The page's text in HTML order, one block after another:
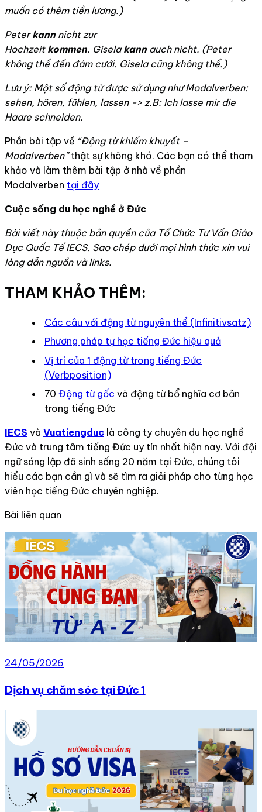
muốn có thêm tiền lương.)
Peterkannnicht zur
Hochzeit kommen. Giselakannauch nicht. (Peter
không thể đến đám cưới. Gisela cũng không thể.)
Lưu ý: Một số động từ được sử dụng như Modalverben:
sehen, hören, fühlen, lassen -> z.B: Ich lasse mir die
Haare schneiden.
Phần bài tập về “Động từ khiếm khuyết –
Modalverben”thật sự không khó. Các bạn có thể tham
khảo và làm thêm bài tập ở nhà về phần
Modalverben tại đây
Cuộc sống du học nghề ở Đức
Bài viết này thuộc bản quyền của Tổ Chức Tư Vấn Giáo
Dục Quốc Tế IECS. Sao chép dưới mọi hình thức xin vui
lòng dẫn nguồn và links.
THAM KHẢO THÊM:
Các câu với động từ nguyên thể (Infinitivsatz)
Phương pháp tự học tiếng Đức hiệu quả
Vị trí của 1 động từ trong tiếng Đức
(Verbposition)
70 Động từ gốc và động từ bổ nghĩa cơ bản
trong tiếng Đức
IECS và Vuatiengduc là công ty chuyên du học nghề
Đức và trung tâm tiếng Đức uy tín nhất hiện nay. Với đội
ngữ sáng lập đã sinh sống 20 năm tại Đức, chúng tôi
hiểu các bạn cần gì và sẽ tìm ra giải pháp cho từng học
viên học tiếng Đức chuyên nghiệp.
Bài liên quan
24/05/2026
Dịch vụ chăm sóc tại Đức 1